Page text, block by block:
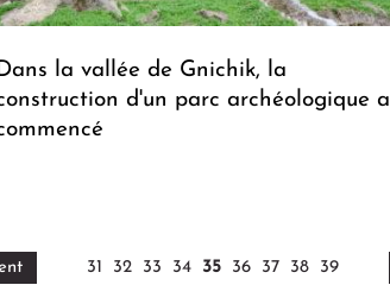
la vallée de Gnichik, la
d'un parc archéologique a
31 32 33 34 35 36 37 38 39